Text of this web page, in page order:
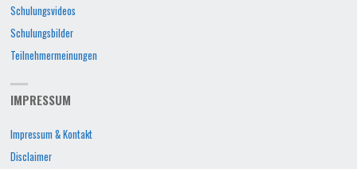
Schulungsvideos
Schulungsbilder
Teilnehmermeinungen
IMPRESSUM
Impressum & Kontakt
Disclaimer